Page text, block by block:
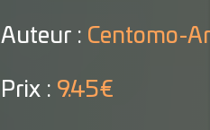
Auteur : Centomo-
Prix : 9.45€